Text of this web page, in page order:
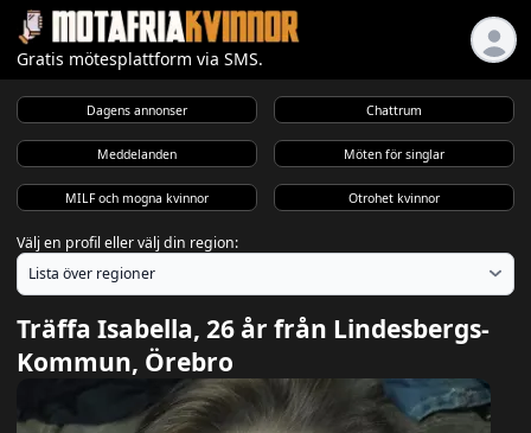
Gratis mötesplattform via SMS.
Dagens annonser Chattrum
Meddelanden Möten för singlar
MILF och mogna kvinnor Otrohet kvinnor
Välj en profil eller välj din region:
Träffa Isabella, 26 år från Lindesbergs-
Kommun, Örebro